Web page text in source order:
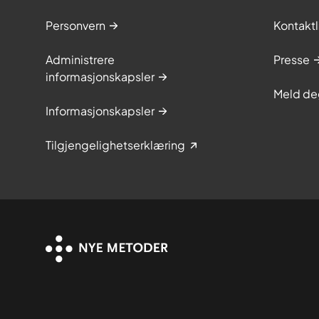
Personvern
Administrere
informasjonskapsler
Informasjonskapsler
Tilgjengelighetserklæring
Presse
Meld